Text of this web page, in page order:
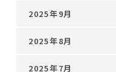
2025年9月
2025年8月
2025年7月